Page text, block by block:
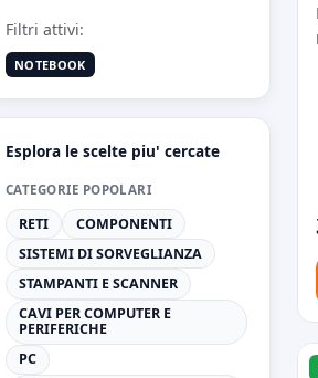
Filtri attivi:
NOTEBOOK
Esplora le scelte piu' cercate
CATEGORIE POPOLARI
RETI
COMPONENTI
SISTEMI DI SORVEGLIANZA
STAMPANTI E SCANNER
CAVI PER COMPUTER E
PERIFERICHE
PC